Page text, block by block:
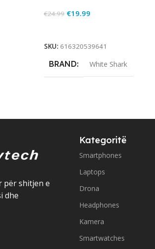
€24.99 €19.99
SKU: 616320539641
BRAND White Shark
për shitjen e
dhe
Kategoritë
Smartphones
Laptops
Drona
Headphones
Kamera
Smartwatches